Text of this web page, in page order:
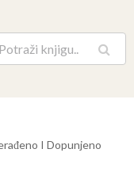
Pretraga
I Dopunjeno